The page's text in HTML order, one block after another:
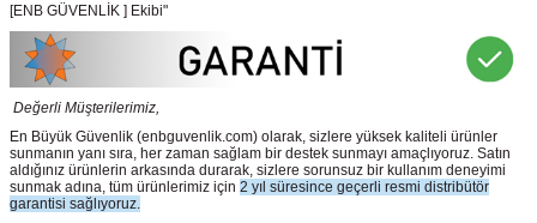
[ENB GÜVENLİK ] Ekibi"
Değerli Müşterilerimiz,
En Büyük Güvenlik (enbguvenlik.com) olarak, sizlere yüksek kaliteli ürünler
sunmanın yanı sıra, her zaman sağlam bir destek sunmayı amaçlıyoruz. Satın
aldığınız ürünlerin arkasında durarak, sizlere sorunsuz bir kullanım deneyimi
sunmak adına, tüm ürünlerimiz için 2 yıl süresince geçerli resmi distribütör
garantisi sağlıyoruz.